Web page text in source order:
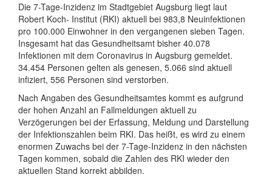
Die 7-Tage-Inzidenz im Stadtgebiet Augsburg liegt laut
Robert Koch- Institut (RKI) aktuell bei 983,8 Neuinfektionen
pro 100.000 Einwohner in den vergangenen sieben Tagen.
Insgesamt hat das Gesundheitsamt bisher 40.078
Infektionen mit dem Coronavirus in Augsburg gemeldet.
34.454 Personen gelten als genesen, 5.066 sind aktuell
infiziert, 556 Personen sind verstorben.
Nach Angaben des Gesundheitsamtes kommt es aufgrund
der hohen Anzahl an Fallmeldungen aktuell zu
Verzögerungen bei der Erfassung, Meldung und Darstellung
der Infektionszahlen beim RKI. Das heißt, es wird zu einem
enormen Zuwachs bei der 7-Tage-Inzidenz in den nächsten
Tagen kommen, sobald die Zahlen des RKI wieder den
aktuellen Stand korrekt abbilden.